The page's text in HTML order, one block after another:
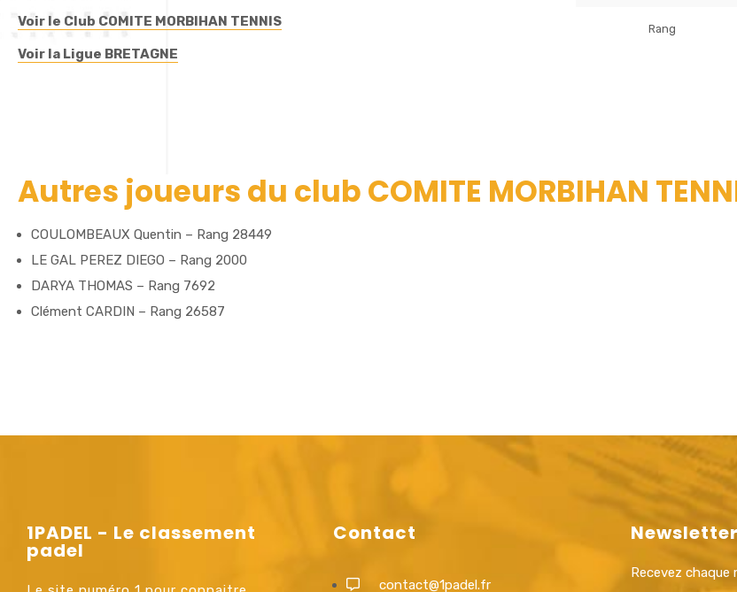
Voir le Club COMITE MORBIHAN TENNIS
Voir la Ligue BRETAGNE
Rang
Autres joueurs du club COMITE MORBIHAN
COULOMBEAUX Quentin – Rang 28449
LE GAL PEREZ DIEGO – Rang 2000
DARYA THOMAS – Rang 7692
Clément CARDIN – Rang 26587
1PADEL - Le classement
padel
Contact
contact@1padel.fr
Newsletter
Recevez chaque